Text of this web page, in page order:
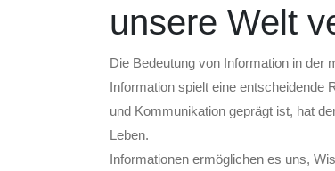
unsere Welt
Die Bedeutung von Information in der
Information spielt eine entscheidende
und Kommunikation geprägt ist, hat
Leben.
Informationen ermöglichen es uns,